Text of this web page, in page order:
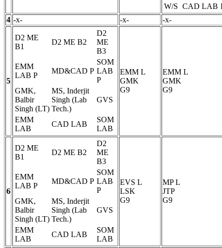
W/S CAD LAB
4 -x- -x- -x-
5
D2 ME
B1
D2 ME B2
D2
ME
B3
EMM
LAB P
MD&CAD P
SOM
LAB
P
GMK,
Balbir
Singh (LT)
MS, Inderjit
Singh (Lab
Tech.)
GVS
EMM
LAB
CAD LAB
SOM
LAB
EMM L
GMK
G9
EMM L
GMK
G9
6
D2 ME
B1
D2 ME B2
D2
ME
B3
EMM
LAB P
MD&CAD P
SOM
LAB
P
GMK,
Balbir
Singh (LT)
MS, Inderjit
Singh (Lab
Tech.)
GVS
EMM
LAB
CAD LAB
SOM
LAB
EVS L
LSK
G9
MPL
JTP
G9